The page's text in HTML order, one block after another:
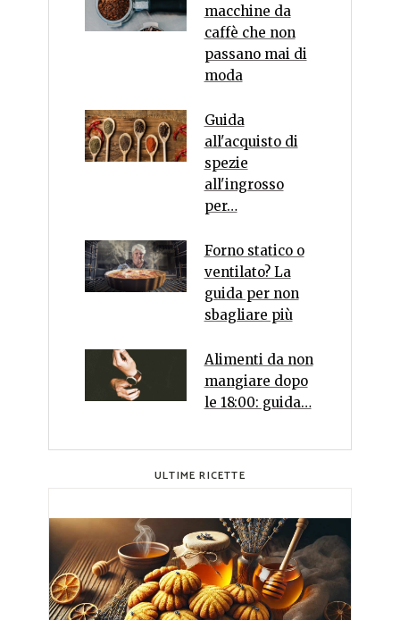
macchine da
caffè che non
passano mai di
moda
Guida
all'acquisto di
spezie
all'ingrosso
per…
Forno statico o
ventilato? La
guida per non
sbagliare più
Alimenti da non
mangiare dopo
le 18:00: guida…
ULTIME RICETTE